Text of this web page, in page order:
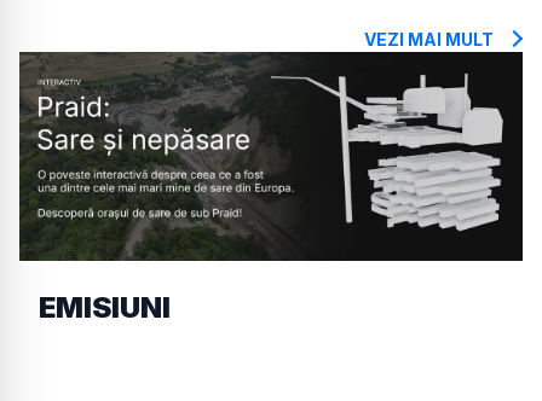
VEZI MAI MULT
EMISIUNI